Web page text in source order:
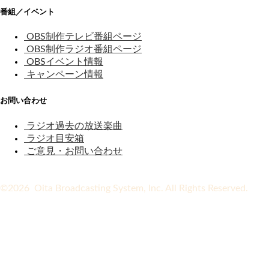
番組／イベント
OBS制作テレビ番組ページ
OBS制作ラジオ番組ページ
OBSイベント情報
キャンペーン情報
お問い合わせ
ラジオ過去の放送楽曲
ラジオ目安箱
ご意見・お問い合わせ
©2026 Oita Broadcasting System, Inc. All Rights Reserved.